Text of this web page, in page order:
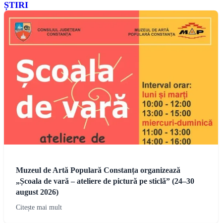
ȘTIRI
Muzeul de Artă Populară Constanța organizează
„Școala de vară – ateliere de pictură pe sticlă” (24–30
august 2026)
Citește mai mult